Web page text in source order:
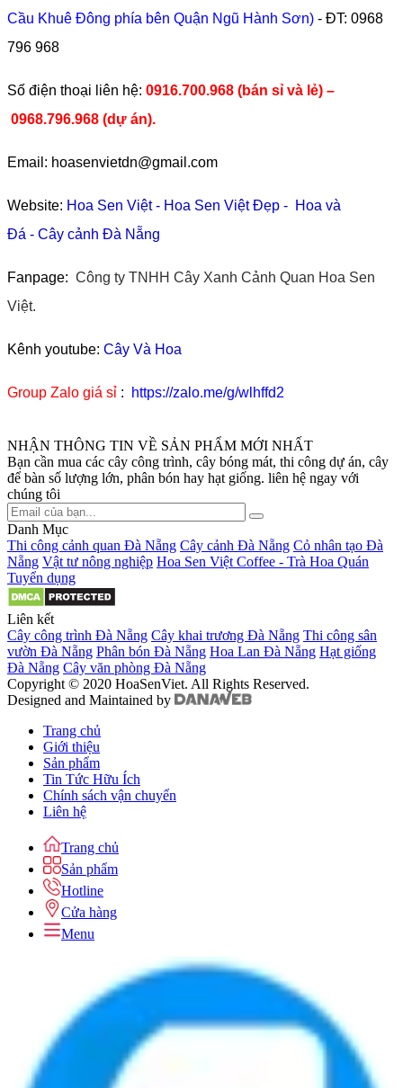
Cầu Khuê Đông phía bên Quận Ngũ Hành Sơn) - ĐT: 0968
796 968
​Số điện thoại liên hệ: 0916.700.968 (bán sỉ và lẻ) –
0968.796.968 (dự án).
Email: hoasenvietdn@gmail.com
Website: Hoa Sen Việt- Hoa Sen Việt Đẹp - Hoa và
Đá - Cây cảnh Đà Nẵng
Fanpage: Công ty TNHH Cây Xanh Cảnh Quan Hoa Sen
Việt.
Kênh youtube: Cây Và Hoa
Group Zalo giá sỉ : https://zalo.me/g/wlhffd2
NHẬN THÔNG TIN VỀ SẢN PHẨM MỚI NHẤT
Bạn cần mua các cây công trình, cây bóng mát, thi công dự án, cây
để bàn số lượng lớn, phân bón hay hạt giống. liên hệ ngay với
chúng tôi
Danh Mục
Thi công cảnh quan Đà Nẵng Cây cảnh Đà Nẵng Cỏ nhân tạo Đà
Nẵng Vật tư nông nghiệp Hoa Sen Việt Coffee - Trà Hoa Quán
Tuyển dụng
Liên kết
Cây công trình Đà Nẵng Cây khai trương Đà Nẵng Thi công sân
vườn Đà Nẵng Phân bón Đà Nẵng Hoa Lan Đà Nẵng Hạt giống
Đà Nẵng Cây văn phòng Đà Nẵng
Copyright © 2020 HoaSenViet. All Rights Reserved.
Designed and Maintained by
Trang chủ
Giới thiệu
Sản phẩm
Tin Tức Hữu Ích
Chính sách vận chuyển
Liên hệ
Trang chủ
Sản phẩm
Hotline
Cửa hàng
Menu